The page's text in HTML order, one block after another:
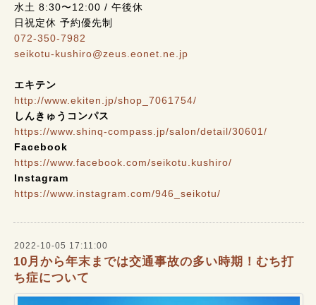
水土 8:30〜12:00 / 午後休
日祝定休 予約優先制
072-350-7982
seikotu-kushiro@zeus.eonet.ne.jp
エキテン
http://www.ekiten.jp/shop_7061754/
しんきゅうコンパス
https://www.shinq-compass.jp/salon/detail/30601/
Facebook
https://www.facebook.com/seikotu.kushiro/
Instagram
https://www.instagram.com/946_seikotu/
2022-10-05 17:11:00
10月から年末までは交通事故の多い時期！むち打
ち症について